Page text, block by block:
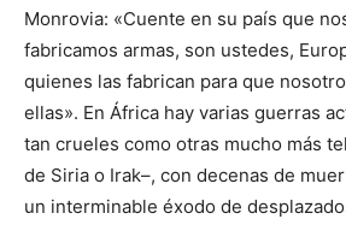
Monrovia: «Cuente en su país que
fabricamos armas, son ustedes,
quienes las fabrican para que
ellas». En África hay varias guerras
tan crueles como otras mucho más
de Siria o Irak–, con decenas de
un interminable éxodo de